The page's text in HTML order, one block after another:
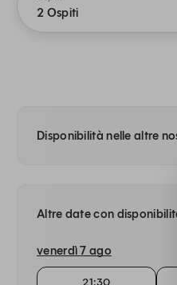
2 Ospiti
Disponibilità nelle altre
Altre date con
venerdì 7 ago
21:30